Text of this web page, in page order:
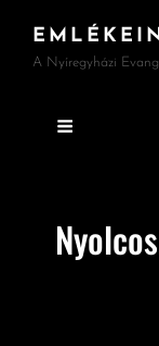
A Nyíregyházi